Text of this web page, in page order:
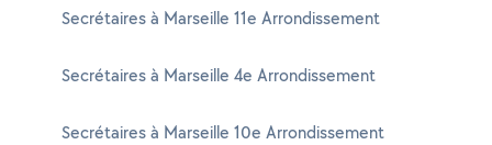
Secrétaires à Marseille 11e Arrondissement
Secrétaires à Marseille 4e Arrondissement
Secrétaires à Marseille 10e Arrondissement